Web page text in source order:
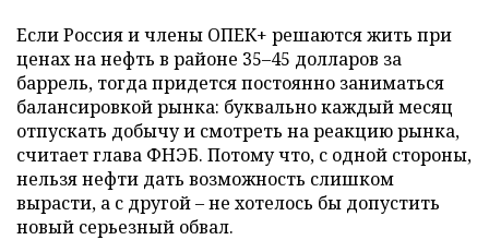
Если Россия и члены ОПЕК+ решаются жить при
ценах на нефть в районе 35–45 долларов за
баррель, тогда придется постоянно заниматься
балансировкой рынка: буквально каждый месяц
отпускать добычу и смотреть на реакцию рынка,
считает глава ФНЭБ. Потому что, с одной стороны,
нельзя нефти дать возможность слишком
вырасти, а с другой – не хотелось бы допустить
новый серьезный обвал.